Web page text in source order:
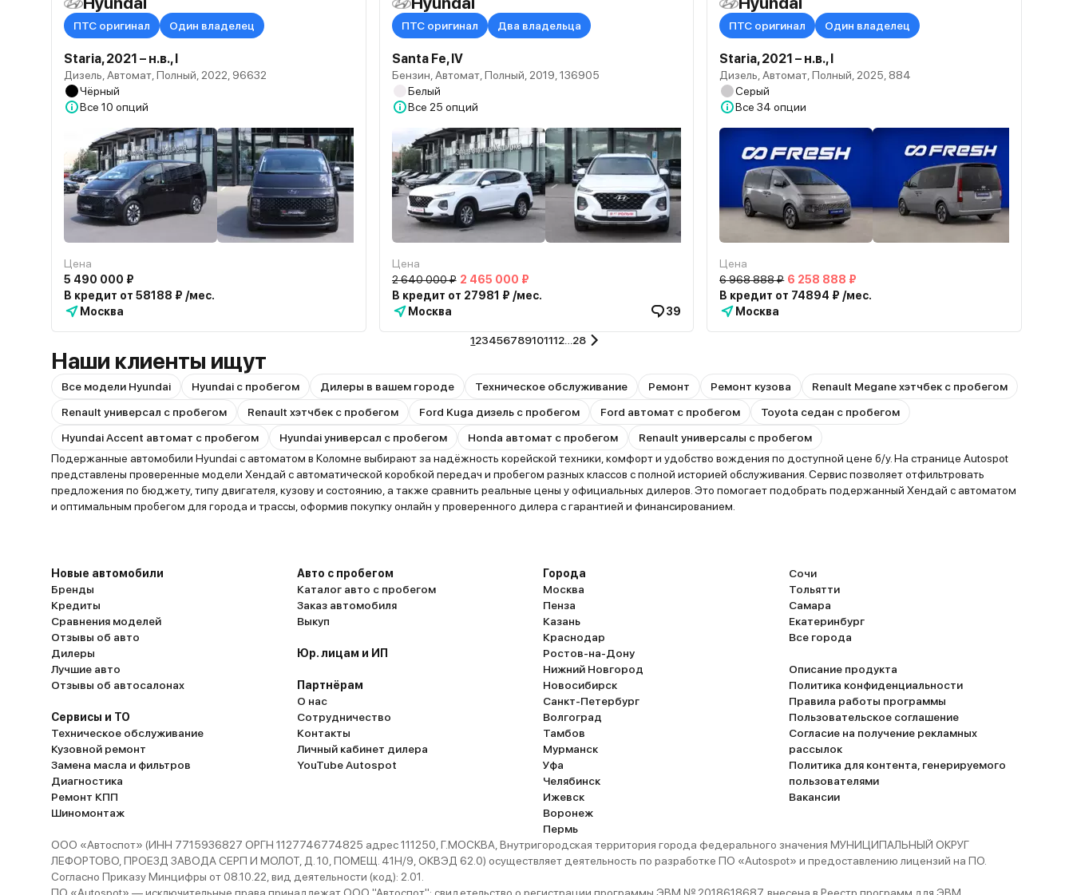
ПТС оригинал Один владелец
Staria, 2021 – н.в., I
Дизель, Автомат, Полный, 2022, 96632
Чёрный
Все 10 опций
Цена
5 490 000 ₽
В кредит от 58188 ₽ /мес.
Москва
ПТС оригинал Два владельца
Santa Fe, IV
Бензин, Автомат, Полный, 2019, 136905
Белый
Все 25 опций
Цена
2 640 000 ₽ 2 465 000 ₽
В кредит от 27981 ₽ /мес.
Москва
39
ПТС оригинал Один владелец
Staria, 2021 – н.в., I
Дизель, Автомат, Полный, 2025, 884
Серый
Все34 опции
Цена
6 968 888 ₽ 6 258 888 ₽
В кредит от 74894 ₽ /мес.
Москва
123456789101112 28
Наши клиенты ищут
Все модели Hyundai Hyundai с пробегом Дилеры в вашем городе Техническое обслуживание Ремонт Ремонт кузова
Renault Megane хэтчбек с пробегом
Renault универсал с пробегом
Renault хэтчбек с пробегом Ford Kuga дизель с пробегом Ford автомат с пробегом
Toyota седан с пробегом
Hyundai Accent автомат с пробегом
Hyundai универсал с пробегом Honda автомат с пробегом
Renault универсалы с пробегом
Подержанные автомобили Hyundai с автоматом в Коломне выбирают за надёжность корейской техники, комфорт и удобство вождения по доступной цене б/у. На странице Autospot
представлены проверенные модели Хендай с автоматической коробкой передач и пробегом разных классов с полной историей обслуживания. Сервис позволяет отфильтровать
предложения по бюджету, типу двигателя, кузову и состоянию, а также сравнить реальные цены у официальных дилеров. Это помогает подобрать подержанный Хендай с автоматом
и оптимальным пробегом для города и трассы, оформив покупку онлайн у проверенного дилера с гарантией и финансированием.
Новые автомобили
Бренды
Кредиты
Сравнения моделей
Отзывы об авто
Дилеры
Лучшие авто
Отзывы об автосалонах
Сервисы и ТО
Техническое обслуживание
Кузовной ремонт
Замена масла и фильтров
Диагностика
Ремонт КПП
Шиномонтаж
Авто с пробегом
Каталог авто с пробегом
Заказ автомобиля
Выкуп
Юр. лицам и ИП
Партнёрам
О нас
Сотрудничество
Контакты
Личный кабинет дилера
YouTube Autospot
Города
Москва
Пенза
Казань
Краснодар
Ростов-на-Дону
Нижний Новгород
Новосибирск
Санкт-Петербург
Волгоград
Тамбов
Мурманск
Уфа
Челябинск
Ижевск
Воронеж
Пермь
Сочи
Тольятти
Самара
Екатеринбург
Все города
Описание продукта
Политика конфиденциальности
Правила работы программы
Пользовательское соглашение
Согласие на получение рекламных
рассылок
Политика для контента, генерируемого
пользователями
Вакансии
ООО «Автоспот» (ИНН 7715936827 ОРГН 1127746774825 адрес 111250, Г.МОСКВА, Внутригородская территория города федерального значения МУНИЦИПАЛЬНЫЙ ОКРУГ
ЛЕФОРТОВО, ПРОЕЗД ЗАВОДА СЕРП И МОЛОТ, Д. 10, ПОМЕЩ. 41Н/9, ОКВЭД 62.0) осуществляет деятельность по разработке ПО «Autospot» и предоставлению лицензий на ПО.
Согласно Приказу Минцифры от 08.10.22, вид деятельности (код): 2.01.